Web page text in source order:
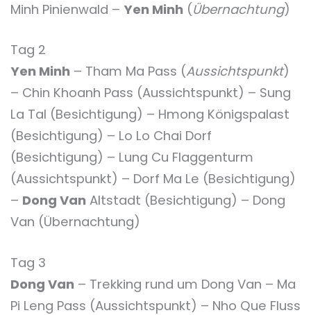
Minh Pinienwald – Yen Minh (Übernachtung)
Tag 2
Yen Minh – Tham Ma Pass (Aussichtspunkt)
– Chin Khoanh Pass (Aussichtspunkt) – Sung
La Tal (Besichtigung) – Hmong Königspalast
(Besichtigung) – Lo Lo Chai Dorf
(Besichtigung) – Lung Cu Flaggenturm
(Aussichtspunkt) – Dorf Ma Le (Besichtigung)
– Dong Van Altstadt (Besichtigung) – Dong
Van (Übernachtung)
Tag 3
Dong Van – Trekking rund um Dong Van – Ma
Pi Leng Pass (Aussichtspunkt) – Nho Que Fluss